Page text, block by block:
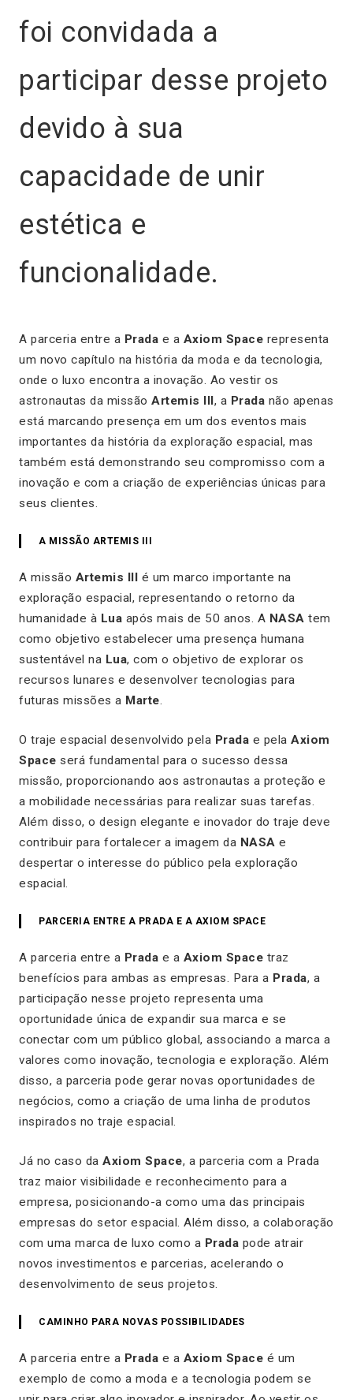
foi convidada a
participar desse projeto
devido à sua
capacidade de unir
estética e
funcionalidade.
A parceria entre a Prada e a Axiom Space representa
um novo capítulo na história da moda e da tecnologia,
onde o luxo encontra a inovação. Ao vestir os
astronautas da missão Artemis III, a Prada não apenas
está marcando presença em um dos eventos mais
importantes da história da exploração espacial, mas
também está demonstrando seu compromisso com a
inovação e com a criação de experiências únicas para
seus clientes.
A MISSÃO ARTEMIS III
A missão Artemis III é um marco importante na
exploração espacial, representando o retorno da
humanidade à Lua após mais de 50 anos. A NASA tem
como objetivo estabelecer uma presença humana
sustentável na Lua, com o objetivo de explorar os
recursos lunares e desenvolver tecnologias para
futuras missões a Marte.
O traje espacial desenvolvido pela Prada e pela Axiom
Space será fundamental para o sucesso dessa
missão, proporcionando aos astronautas a proteção e
a mobilidade necessárias para realizar suas tarefas.
Além disso, o design elegante e inovador do traje deve
contribuir para fortalecer a imagem da NASA e
despertar o interesse do público pela exploração
espacial.
PARCERIA ENTRE A PRADA E A AXIOM SPACE
A parceria entre a Prada e a Axiom Space traz
benefícios para ambas as empresas. Para a Prada, a
participação nesse projeto representa uma
oportunidade única de expandir sua marca e se
conectar com um público global, associando a marca a
valores como inovação, tecnologia e exploração. Além
disso, a parceria pode gerar novas oportunidades de
negócios, como a criação de uma linha de produtos
inspirados no traje espacial.
Já no caso da Axiom Space, a parceria com a Prada
traz maior visibilidade e reconhecimento para a
empresa, posicionando-a como uma das principais
empresas do setor espacial. Além disso, a colaboração
com uma marca de luxo como a Prada pode atrair
novos investimentos e parcerias, acelerando o
desenvolvimento de seus projetos.
CAMINHO PARA NOVAS POSSIBILIDADES
A parceria entre a Prada e a Axiom Space é um
exemplo de como a moda e a tecnologia podem se